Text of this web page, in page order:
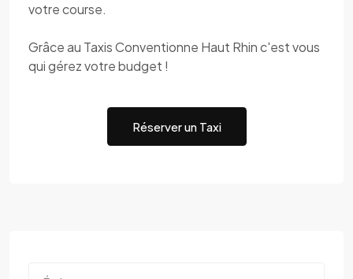
votre course.
Grâce au Taxis Conventionne Haut Rhin c'est vous
qui gérez votre budget !
Réserver un Taxi